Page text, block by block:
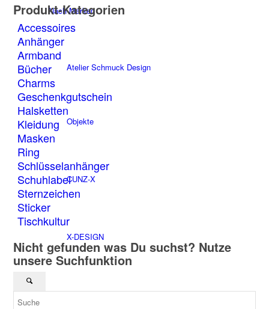
Nach Marken
Atelier Schmuck Design
Objekte
CUNZ-X
X-DESIGN
Nach Kategorien
Produkt-Kategorien
Accessoires
Anhänger
Armband
Bücher
Charms
Geschenkgutschein
Halsketten
Kleidung
Masken
Ring
Schlüsselanhänger
Schuhlabel
Sternzeichen
Sticker
Tischkultur
Nicht gefunden was Du suchst? Nutze
unsere Suchfunktion